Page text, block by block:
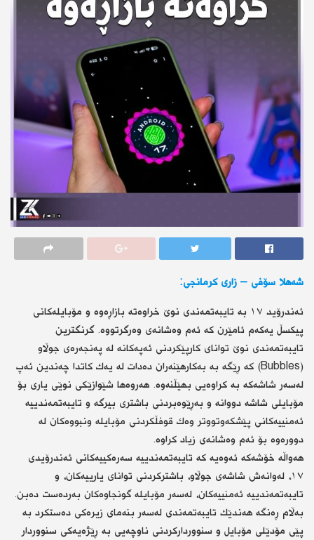
شەهلا سۆفی – زاری كرمانجی:
ئەندرۆید ١٧ بە تایبەتمەندی نوێ خراوەتە بازاڕەوە و مۆبایلەكانی
پیكسڵ یەكەم ئامێرن كە ئەم وەشانەی وەرگرتووە. گرنگترین
تایبەتمەندی نوێ توانای كارپێكردنی ئەپەكانە لە پەنجەرەی جوڵاو
(Bubbles) كە ڕێگە بە بەكارهێنەران دەدات لە یەك كاتدا چەندین ئەپ
لەسەر شاشەكە بە كراوەیی بهێڵنەوە. هەروەها شێوازێكی نوێی یاری بۆ
مۆبایلی شاشە دووانە و بەڕێوەبردنی باشتری بیرگە و تایبەتمەندییە
ئەمنییەكانی پێشكەوتووتر وەك قوفڵكردنی مۆبایلە ونبووەكان لە
دوورەوە بۆ ئەم وەشانەی زیاد كراوە.
هەواڵە خۆشەكە ئەوەیە كە تایبەتمەندییە سەرەكییەكانی ئەندرۆیدی
١٧، لەوانەش شاشەی جوڵاو، باشتركردنی توانای یارییەكان، و
تایبەتمەندییە ئەمنییەكان، لەسەر مۆبایلە گونجاوەكان بەردەست دەبن.
بەڵام ڕەنگە هەندێك تایبەتمەندی لەسەر بنەمای زیرەكی دەستكرد بە
پێی مۆدێلی مۆبایل و سنوورداركردنی ناوچەیی بە ڕێژەیەكی سنووردار